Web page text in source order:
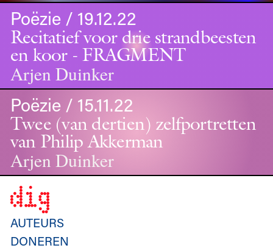
Poëzie / 19.12.22
Recitatief voor drie strandbeesten
en koor - FRAGMENT
Arjen Duinker
Poëzie / 15.11.22
Twee (van dertien) zelfportretten
van Philip Akkerman
Arjen Duinker
AUTEURS
DONEREN